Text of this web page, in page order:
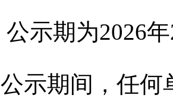
公示期为2026年
公示期间，任何